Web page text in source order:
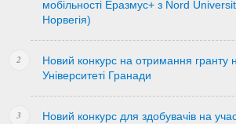
мобільності Еразмус+ з Nord
Норвегія)
Новий конкурс на отримання гранту
Університеті Гранади
Новий конкурс для здобувачів на